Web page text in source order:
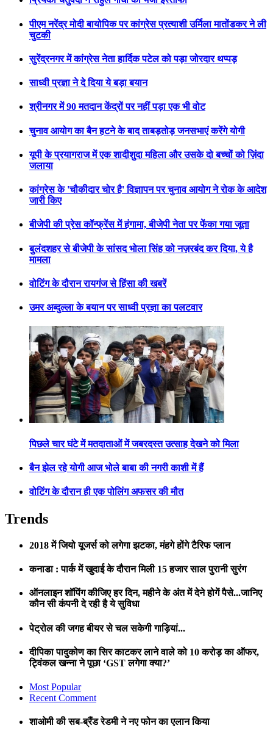
पीएम नरेंद्र मोदी बायोपिक पर कांग्रेस प्रत्याशी उर्मिला मातोंडकर ने ली
चुटकी
सुरेंद्रनगर में कांग्रेस नेता हार्दिक पटेल को पड़ा जोरदार थप्पड़
साध्वी प्रज्ञा ने दे दिया ये बड़ा बयान
श्रीनगर में 90 मतदान केंद्रों पर नहीं पड़ा एक भी वोट
चुनाव आयोग का बैन हटने के बाद ताबड़तोड़ जनसभाएं करेंगे योगी
यूपी के प्रयागराज में एक शादीशुदा महिला और उसके दो बच्चों को ज़िंदा
जलाया
कांग्रेस के 'चौकीदार चोर है' विज्ञापन पर चुनाव आयोग ने रोक के आदेश
जारी किए
बीजेपी की प्रेस कॉन्फ्रेंस में हंगामा, बीजेपी नेता पर फेंका गया जूता
बुलंदशहर से बीजेपी के सांसद भोला सिंह को नज़रबंद कर दिया, ये है
मामला
वोटिंग के दौरान रायगंज से हिंसा की खबरें
उमर अब्दुल्ला के बयान पर साध्वी प्रज्ञा का पलटवार
पिछले चार घंटे में मतदाताओं में जबरदस्त उत्साह देखने को मिला
बैन झेल रहे योगी आज भोले बाबा की नगरी काशी में हैं
वोटिंग के दौरान ही एक पोलिंग अफसर की मौत
Trends
2018 में जियो यूजर्स को लगेगा झटका, मंहगे होंगे टैरिफ प्लान
कनाडा : पार्क में खुदाई के दौरान मिली 15 हजार साल पुरानी सुरंग
ऑनलाइन शॉपिंग कीजिए हर दिन, महीने के अंत में देने होगें पैसे...जानिए
कौन सी कंपनी दे रही है ये सुविधा
पेट्रोल की जगह बीयर से चल सकेगी गाड़ियां...
दीपिका पादुकोण का सिर काटकर लाने वाले को 10 करोड़ का ऑफर,
ट्विंकल खन्ना ने पूछा ‘GST लगेगा क्या?’
Most Popular
Recent Comment
शाओमी की सब-ब्रैंड रेडमी ने नए फोन का एलान किया